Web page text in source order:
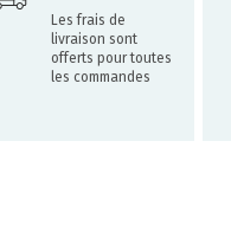
Les frais de
livraison sont
offerts pour toutes
les commandes